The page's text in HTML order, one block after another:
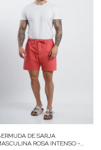
DE SARJA
ROSA INTENSO -